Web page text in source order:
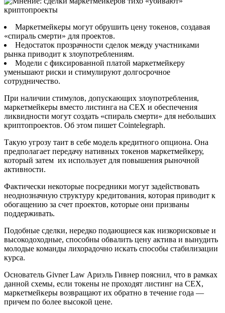
Маркетмейкеры могут обрушить цену токенов, создавая
«спираль смерти» для проектов.
Недостаток прозрачности сделок между участниками
рынка приводит к злоупотреблениям.
Модели с фиксированной платой маркетмейкеру
уменьшают риски и стимулируют долгосрочное
сотрудничество.
При наличии стимулов, допускающих злоупотребления,
маркетмейкеры вместо листинга на CEX и обеспечения
ликвидности могут создать «спираль смерти» для небольших
криптопроектов. Об этом пишет Cointelegraph.
Такую угрозу таит в себе модель кредитного опциона. Она
предполагает передачу нативных токенов маркетмейкеру,
который затем их использует для повышения рыночной
активности.
Фактически некоторые посредники могут задействовать
неоднозначную структуру кредитования, которая приводит к
обогащению за счет проектов, которые они призваны
поддерживать.
Подобные сделки, нередко подающиеся как низкорисковые и
высокодоходные, способны обвалить цену актива и вынудить
молодые команды лихорадочно искать способы стабилизации
курса.
Основатель Givner Law Ариэль Гивнер пояснил, что в рамках
данной схемы, если токены не проходят листинг на CEX,
маркетмейкеры возвращают их обратно в течение года —
причем по более высокой цене.